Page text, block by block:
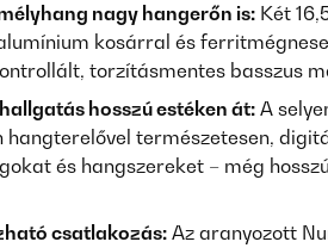
nagy hangerőn is: Két
kosárral és
torzításmentes basszus
hosszú estéken át:A
hangterelővel természetesen,
és hangszereket – még
csatlakozás: Az aranyozott